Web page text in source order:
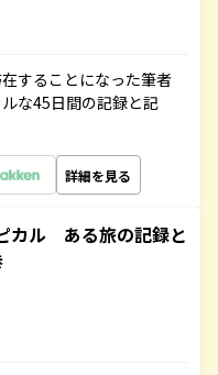
することになった筆者
な45日間の記録と記
詳細を見る
カル ある旅の記録と